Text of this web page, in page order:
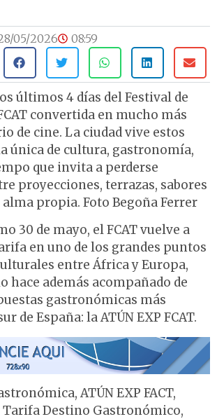
05/2026 08:59
últimos 4 días del Festival de
convertida en mucho más
de cine. La ciudad vive estos
única de cultura, gastronomía,
que invita a perderse
proyecciones, terrazas, sabores
propia. Foto Begoña Ferrer
30 de mayo, el FCAT vuelve a
en uno de los grandes puntos
entre África y Europa,
hace además acompañado de
gastronómicas más
de España: la ATÚN EXP FCAT.
ATÚN EXP FACT,
Destino Gastronómico,